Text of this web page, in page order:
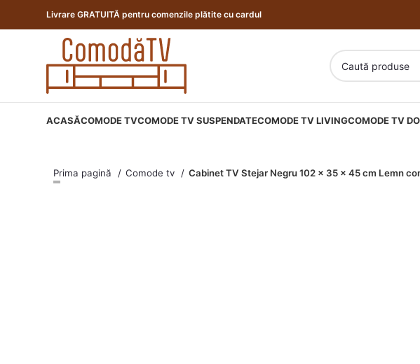
Livrare GRATUITĂ pentru comenzile plătite cu cardul
ACASĂCOMODE TVCOMODE TV SUSPENDATECOMODE TV LIVINGCOMODE TV
Prima pagină Comode tv Cabinet TV Stejar Negru 102 x 35 x 45 cm Lemn